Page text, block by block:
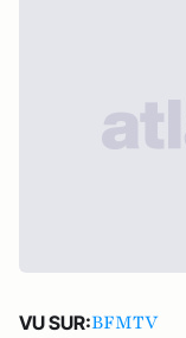
VU SUR:BFMTV